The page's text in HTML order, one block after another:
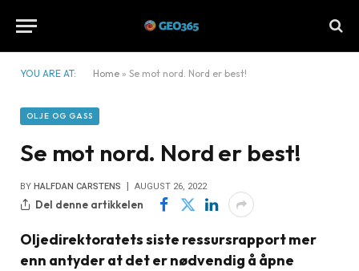
YOU ARE AT: Home » Se mot nord. Nord er best!
OLJE OG GASS
Se mot nord. Nord er best!
BY HALFDAN CARSTENS AUGUST 26, 2022
Del denne artikkelen
Oljedirektoratets siste ressursrapport mer
enn antyder at det er nødvendig å åpne